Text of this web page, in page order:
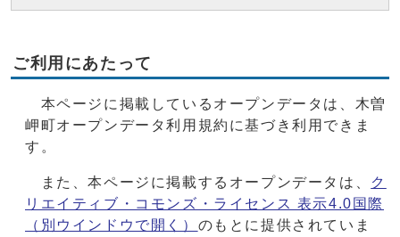
ご利用にあたって
本ページに掲載しているオープンデータは、木曽
岬町オープンデータ利用規約に基づき利用できま
す。
また、本ページに掲載するオープンデータは、
ク
リエイティブ・コモンズ・ライセンス 表示4.0国際
（別ウインドウで開く） のもとに提供されていま